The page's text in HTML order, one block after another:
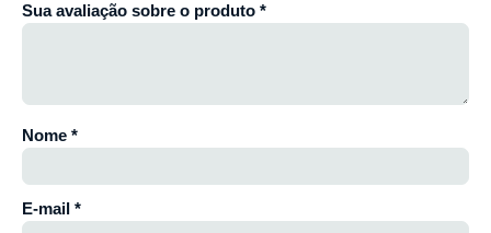
Sua avaliação sobre o produto *
Nome *
E-mail *